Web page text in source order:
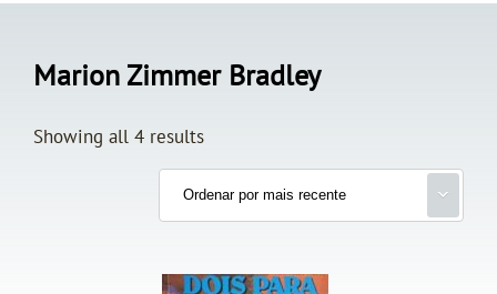
Marion Zimmer Bradley
Showing all 4 results